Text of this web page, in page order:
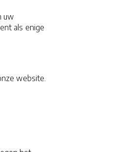
uw
als enige
website.